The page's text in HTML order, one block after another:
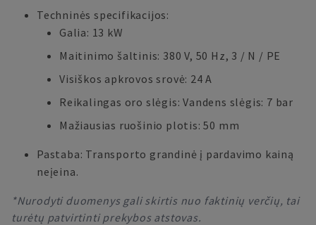
Techninės specifikacijos:
Galia: 13 kW
Maitinimo šaltinis: 380 V, 50 Hz, 3 / N / PE
Visiškos apkrovos srovė: 24 A
Reikalingas oro slėgis: Vandens slėgis: 7 bar
Mažiausias ruošinio plotis: 50 mm
Pastaba: Transporto grandinė į pardavimo kainą
neįeina.
*Nurodyti duomenys gali skirtis nuo faktinių verčių, tai
turėtų patvirtinti prekybos atstovas.